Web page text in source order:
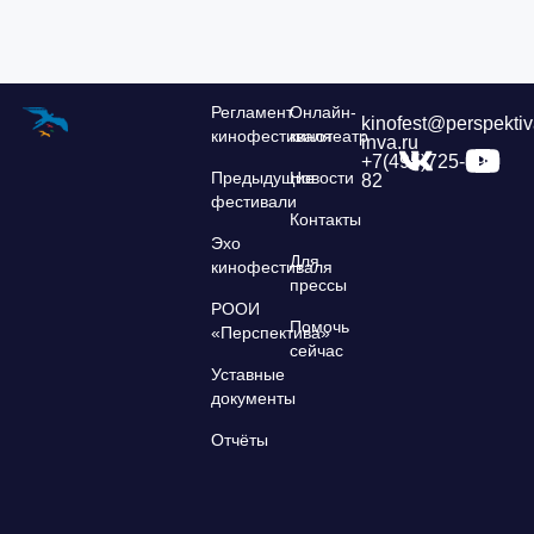
Регламент
кинофестиваля
Предыдущие
фестивали
Эхо
кинофестиваля
РООИ
«Перспектива»
Уставные
документы
Отчёты
Онлайн-
кинотеатр
Новости
Контакты
Для
прессы
Помочь
сейчас
inva.ru
+7(495)725-39-
82